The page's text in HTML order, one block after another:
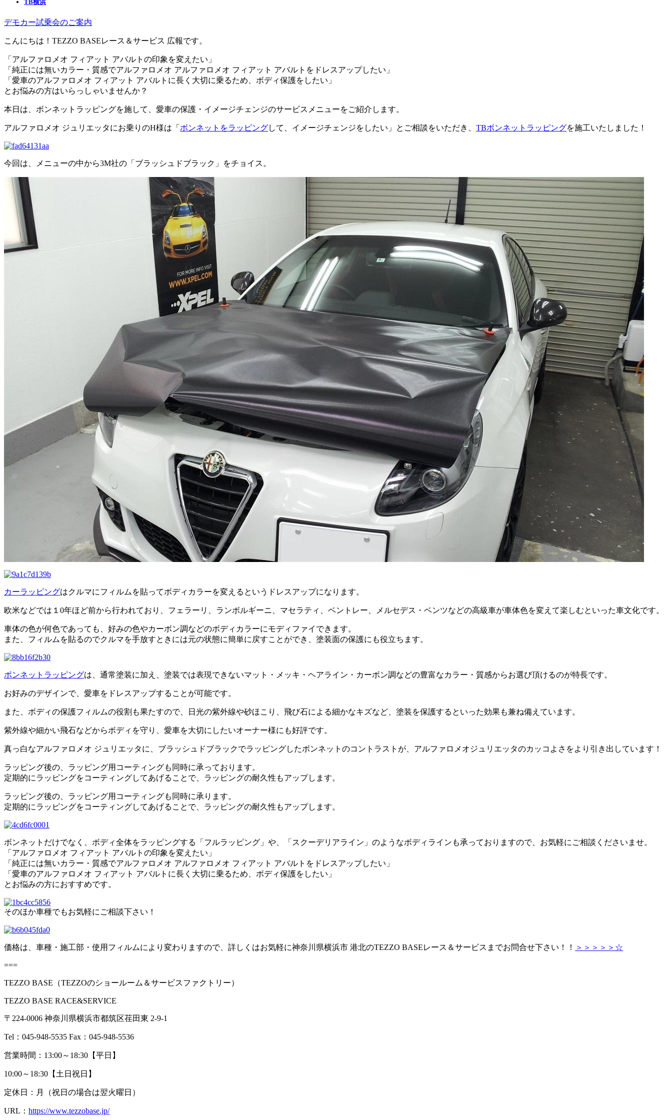
TB横浜
デモカー試乗会のご案内
こんにちは！TEZZO BASEレース＆サービス 広報です。
「アルファロメオ フィアット アバルトの印象を変えたい」
「純正には無いカラー・質感でアルファロメオ アルファロメオ フィアット アバルトをドレスアップしたい」
「愛車のアルファロメオ フィアット アバルトに長く大切に乗るため、ボディ保護をしたい」
とお悩みの方はいらっしゃいませんか？
本日は、ボンネットラッピングを施して、愛車の保護・イメージチェンジのサービスメニューをご紹介します。
アルファロメオ ジュリエッタにお乗りのH様は「 ボンネットをラッピングして、イメージチェンジをしたい」とご相談をいただき、 TBボンネットラッピングを施工いたしました！
今回は、メニューの中から3M社の「ブラッシュドブラック」をチョイス。
カーラッピングはクルマにフィルムを貼ってボディカラーを変えるというドレスアップになります。
欧米などでは１0年ほど前から行われており、フェラーリ、ランボルギーニ、マセラティ、ベントレー、メルセデス・ベンツなどの高級車が車体色を変えて楽しむといった車文化です。
車体の色が何色であっても、好みの色やカーボン調などのボディカラーにモディファイできます。
また、フィルムを貼るのでクルマを手放すときには元の状態に簡単に戻すことができ、塗装面の保護にも役立ちます。
ボンネットラッピングは、通常塗装に加え、塗装では表現できないマット・メッキ・ヘアライン・カーボン調などの豊富なカラー・質感からお選び頂けるのが特長です。
お好みのデザインで、愛車をドレスアップすることが可能です。
また、ボディの保護フィルムの役割も果たすので、日光の紫外線や砂ほこり、飛び石による細かなキズなど、塗装を保護するといった効果も兼ね備えています。
紫外線や細かい飛石などからボディを守り、愛車を大切にしたいオーナー様にも好評です。
真っ白なアルファロメオ ジュリエッタに、ブラッシュドブラックでラッピングしたボンネットのコントラストが、アルファロメオジュリエッタのカッコよさをより引き出しています！
ラッピング後の、ラッピング用コーティングも同時に承っております。
定期的にラッピングをコーティングしてあげることで、ラッピングの耐久性もアップします。
ラッピング後の、ラッピング用コーティングも同時に承ります。
定期的にラッピングをコーティングしてあげることで、ラッピングの耐久性もアップします。
ボンネットだけでなく、ボディ全体をラッピングする「フルラッピング」や、「スクーデリアライン」のようなボディラインも承っておりますので、お気軽にご相談くださいませ。
「アルファロメオ フィアット アバルトの印象を変えたい」
「純正には無いカラー・質感でアルファロメオ アルファロメオ フィアット アバルトをドレスアップしたい」
「愛車のアルファロメオ フィアット アバルトに長く大切に乗るため、ボディ保護をしたい」
とお悩みの方におすすめです。
そのほか車種でもお気軽にご相談下さい！
価格は、車種・施工部・使用フィルムにより変わりますので、詳しくはお気軽に神奈川県横浜市 港北のTEZZO BASEレース＆サービスまでお問合せ下さい！！ ＞＞＞＞＞☆
===
TEZZO BASE（TEZZOのショールーム＆サービスファクトリー）
TEZZO BASE RACE&SERVICE
〒 224-0006 神奈川県横浜市都筑区荏田東 2-9-1
Tel： 045-948-5535 Fax ： 045-948-5536
営業時間： 13:00～ 18:30 【平日】
10:00～ 18:30 【土日祝日】
定休日：月（祝日の場合は翌火曜日）
URL： https://www.tezzobase.jp/